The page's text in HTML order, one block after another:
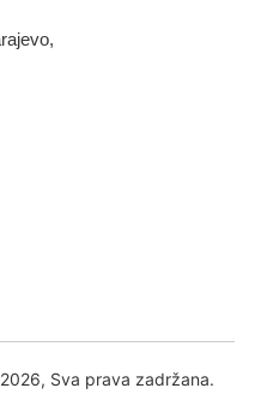
Sva prava zadržana.